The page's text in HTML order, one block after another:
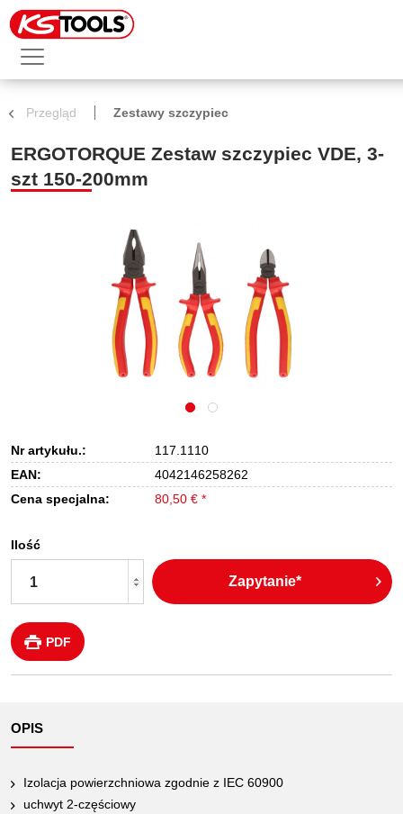
Przegląd Zestawy szczypiec
ERGOTORQUE Zestaw szczypiec VDE, 3-
szt 150-200mm
Nr artykułu.:
117.1110
EAN:
4042146258262
Cena specjalna:
80,50 € *
Ilość
Zapytanie*
PDF
OPIS
Izolacja powierzchniowa zgodnie z IEC 60900
uchwyt 2-częściowy